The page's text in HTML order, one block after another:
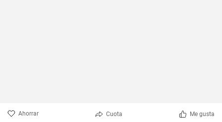
Ahorrar Cuota Me gusta